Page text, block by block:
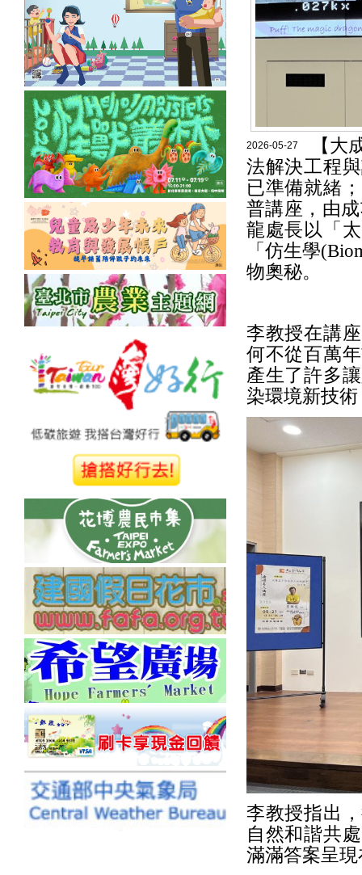
2026-05-27
【大
法解決工程
已準備就緒
普講座，由
龍處長以「
「仿生學
物奧秘。
李教授在講
何不從百萬
產生了許多
染環境新技
李教授指出
自然和諧共
滿滿答案呈